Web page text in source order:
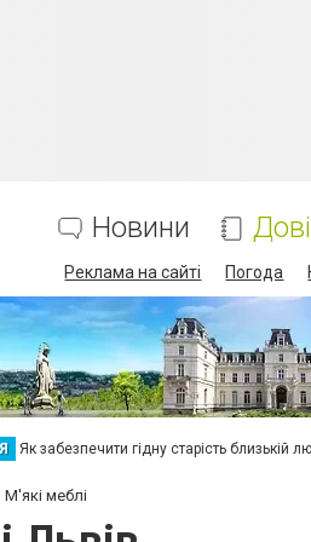
Новини
Реклама на сайті Погода
Я Як забезпечити гідну старість близькій
М'які меблі